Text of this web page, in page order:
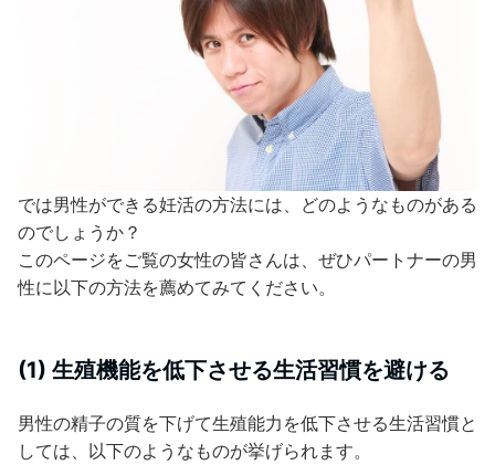
では男性ができる妊活の方法には、どのようなものがある
のでしょうか？
このページをご覧の女性の皆さんは、ぜひパートナーの男
性に以下の方法を薦めてみてください。
(1) 生殖機能を低下させる生活習慣を避ける
男性の精子の質を下げて生殖能力を低下させる生活習慣と
しては、以下のようなものが挙げられます。